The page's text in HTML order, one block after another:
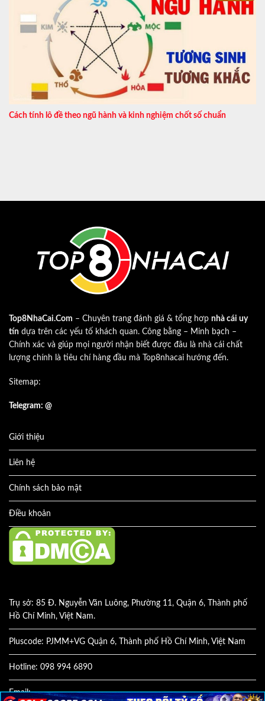
Cách tính lô đề theo ngũ hành và kinh nghiệm chốt số chuẩn
Top8NhaCai.Com – Chuyên trang đánh giá & tổng hơp nhà cái uy
tín dựa trên các yếu tố khách quan. Công bằng – Minh bạch –
Chính xác và giúp mọi người nhận biết được đâu là nhà cái chất
lượng chính là tiêu chí hàng đầu mà Top8nhacai hướng đến.
Sitemap:
Telegram: @
Giới thiệu
Liên hệ
Chính sách bảo mật
Điều khoản
Trụ sở: 85 Đ. Nguyễn Văn Luông, Phường 11, Quận 6, Thành phố
Hồ Chí Minh, Việt Nam.
Pluscode: PJMM+VG Quận 6, Thành phố Hồ Chí Minh, Việt Nam
Hotline: 098 994 6890
Email: